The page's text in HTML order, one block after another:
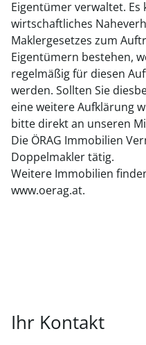
Eigentümer verwaltet. Es
wirtschaftliches
Maklergesetzes zum
Eigentümern bestehen,
regelmäßig für diesen
werden. Sollten Sie
eine weitere Aufklärung
bitte direkt an unseren
Die ÖRAG Immobilien
Doppelmakler tätig.
Weitere Immobilien
www.oerag.at.
Ihr Kontakt